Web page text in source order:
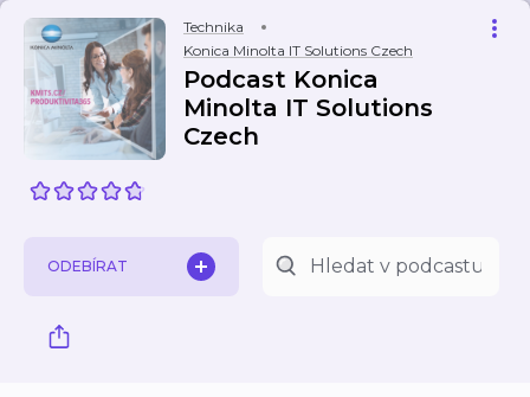
Technika
Konica Minolta IT Solutions Czech
Podcast Konica
Minolta IT Solutions
Czech
ODEBÍRAT